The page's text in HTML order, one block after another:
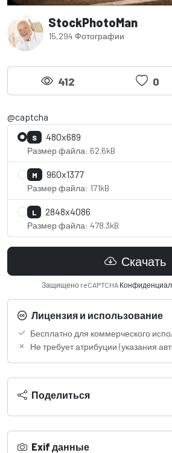
StockPhotoMan
15,294 Фотографии
412 0
@captcha
S 480x689
Размер файла: 62.6kB
M 960x1377
Размер файла: 171kB
L 2848x4086
Размер файла: 478.3kB
Скачать
Защищено reCAPTCHA
Лицензия и использование
Бесплатно для коммерческого
Не требует атрибуции (указания
Поделиться
Exif данные